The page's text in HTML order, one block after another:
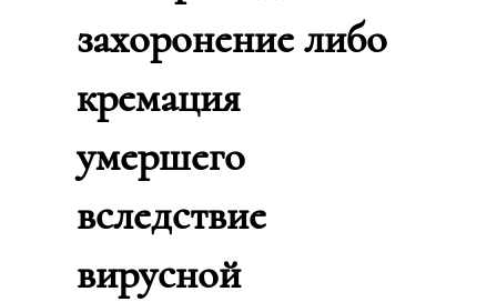
захоронение либо
кремация
умершего
вследствие
вирусной